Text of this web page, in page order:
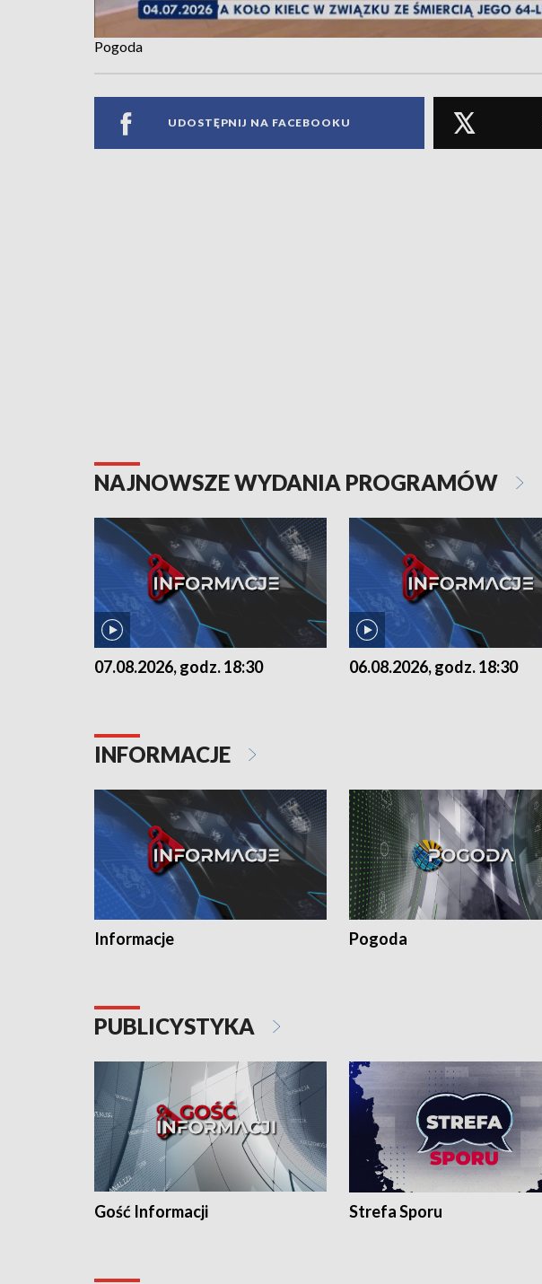
Pogoda
UDOSTĘPNIJ NA FACEBOOKU
NAJNOWSZE WYDANIA PROGRAMÓW
07.08.2026, godz. 18:30 06.08.2026, godz. 18:30
INFORMACJE
Informacje Pogoda
PUBLICYSTYKA
Gość Informacji Strefa Sporu